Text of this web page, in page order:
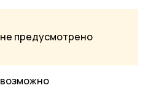
не предусмотрено
возможно